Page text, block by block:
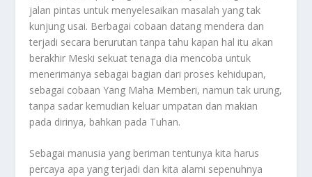
jalan pintas untuk menyelesaikan masalah yang tak
kunjung usai. Berbagai cobaan datang mendera dan
terjadi secara berurutan tanpa tahu kapan hal itu akan
berakhir Meski sekuat tenaga dia mencoba untuk
menerimanya sebagai bagian dari proses kehidupan,
sebagai cobaan Yang Maha Memberi, namun tak urung,
tanpa sadar kemudian keluar umpatan dan makian
pada dirinya, bahkan pada Tuhan.
Sebagai manusia yang beriman tentunya kita harus
percaya apa yang terjadi dan kita alami sepenuhnya